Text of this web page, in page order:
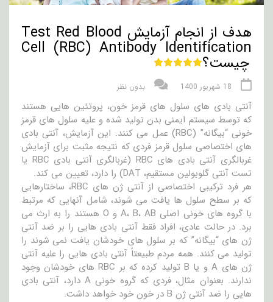
هدف از انجام آزمایش Test Red Blood
Cell (RBC) Antibody Identification
چیست؟
18 شهریور 1400 بدون نظر
آنتی بادی های سلول های قرمز خون، پروتئین هایی هستند
که توسط سیستم ایمنی بدن تولید شده و علیه سلول های قرمز
خونی “بیگانه” (RBC) عمل می کنند. این آزمایش، آنتی بادی
های اختصاصی سلول قرمز فردی که نتیجه مثبت برای آزمایش
غربالگری آنتی بادی های RBC (غربالگری آنتی بادی RBC یا
تست آنتی گلوبولین مستقیم، DAT) را دارد، تعیین می کند.
هر فرد ترکیبی اختصاصی از آنتی ژن های RBC، ساختارهایی
که بر سطح سلول ها یافت می شوند، شامل آنهایی که مرتبط
با گروه های خونی اصلی A، B، AB و O هستند را به ارث می
برد. در حالت عادی، افراد فقط آنتی بادی هایی را بر ضد آنتی
ژن های “بیگانه” که بر سلول های خودشان یافت نمی شوند را
تولید می کنند. همه مردم طبیعتاً آنتی بادی هایی را علیه آنتی
ژن های A و یا B تولید کرده که بر RBC های خودشان وجود
ندارند. بعنوان مثال، فردی که گروه خونی A دارد، آنتی بادی
هایی را ضد آنتی ژن B در خون خود خواهد داشت.